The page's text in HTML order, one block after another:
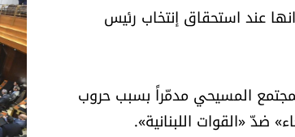
عند استحقاق إنتخاب رئيس
المسيحي مدمّراً بسبب حروب
ضدّ «القوات اللبنانية».